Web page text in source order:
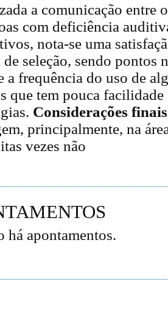
a comunicação entre
com deficiência
nota-se uma
de seleção, sendo pontos
a frequência do uso de
que tem pouca facilidade
Considerações
principalmente, na
vezes não
há apontamentos.